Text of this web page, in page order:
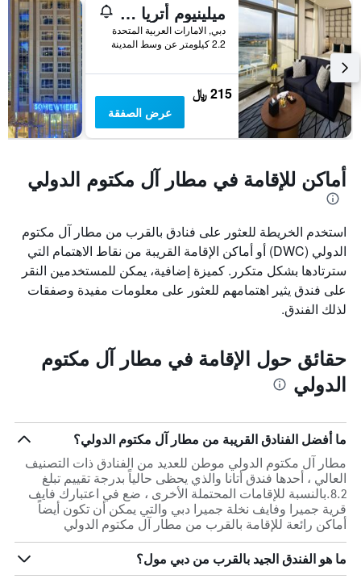
ميلينيوم أتريا الخليج التجاري
دبي, الامارات العربية المتحدة
2.2 كيلومتر عن وسط المدينة
215 ﷼
عرض الصفقة
أماكن للإقامة في مطار آل مكتوم الدولي
استخدم الخريطة للعثور على فنادق بالقرب من مطار آل مكتوم
الدولي (DWC) أو أماكن الإقامة القريبة من نقاط الاهتمام التي
سترتادها بشكل متكرر. كميزة إضافية، يمكن للمستخدمين النقر
على فندق يثير اهتمامهم للعثور على معلومات مفيدة وصفقات
لذلك الفندق.
حقائق حول الإقامة في مطار آل مكتوم
الدولي
ما أفضل الفنادق القريبة من مطار آل مكتوم الدولي؟
مطار آل مكتوم الدولي موطن للعديد من الفنادق ذات التصنيف
العالي ، أحدها فندق أتانا والذي يحظى حالياً بدرجة تقييم تبلغ
8.2.بالنسبة للإقامات المحتملة الأخرى ، ضع في اعتبارك فايف
قرية جميرا وفايف نخلة جميرا دبي والتي يمكن أن تكون أيضاً
أماكن رائعة للإقامة بالقرب من مطار آل مكتوم الدولي
ما هو الفندق الجيد بالقرب من دبي مول؟